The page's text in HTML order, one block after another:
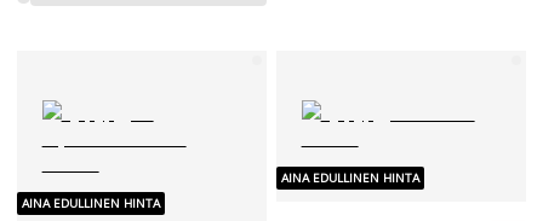
AINA EDULLINEN HINTA
AINA EDULLINEN HINTA